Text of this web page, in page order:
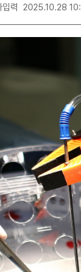
력 2025.10.28